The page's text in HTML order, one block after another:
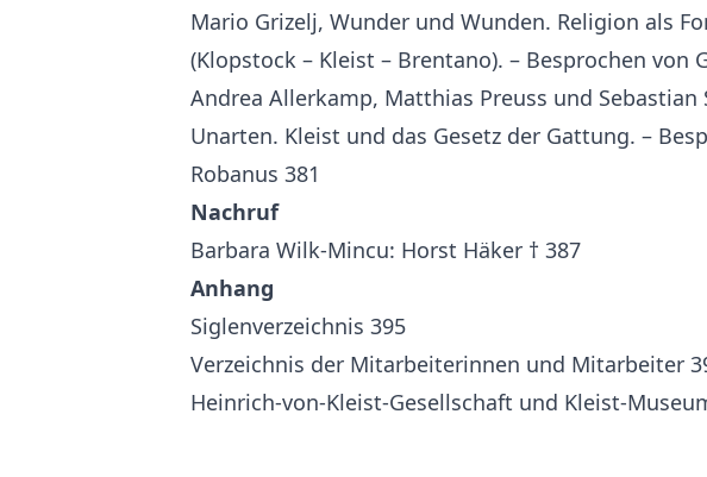
Mario Grizelj, Wunder und Wunden. Religion als
(Klopstock – Kleist – Brentano). – Besprochen von
Andrea Allerkamp, Matthias Preuss und Sebastian
Unarten. Kleist und das Gesetz der Gattung. –
Robanus 381
Nachruf
Barbara Wilk-Mincu: Horst Häker † 387
Anhang
Siglenverzeichnis 395
Verzeichnis der Mitarbeiterinnen und Mitarbeiter
Heinrich-von-Kleist-Gesellschaft und Kleist-